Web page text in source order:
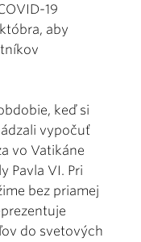
19
aby
keď si
vypočuť
vo Vatikáne
Pavla VI. Pri
bez priamej
do svetových